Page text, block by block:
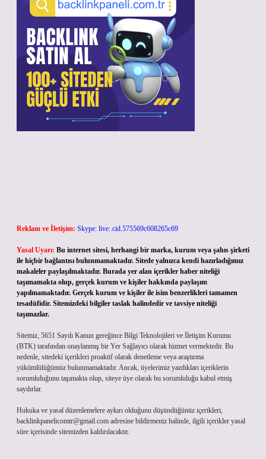
Reklam ve İletişim: Skype: live:.cid.575569c608265c69
Yasal Uyarı: Bu internet sitesi, herhangi bir marka, kurum veya şahıs şirketi
ile hiçbir bağlantısı bulunmamaktadır. Sitede yalnızca kendi hazırladığımız
makaleler paylaşılmaktadır. Burada yer alan içerikler haber niteliği
taşımamakta olup, gerçek kurum ve kişiler hakkında paylaşım
yapılmamaktadır. Gerçek kurum ve kişiler ile isim benzerlikleri tamamen
tesadüfidir. Sitemizdeki bilgiler taslak halindedir ve tavsiye niteliği
taşımazlar.
Sitemiz, 5651 Sayılı Kanun gereğince Bilgi Teknolojileri ve İletişim Kurumu
(BTK) tarafından onaylanmış bir Yer Sağlayıcı olarak hizmet vermektedir. Bu
nedenle, sitedeki içerikleri proaktif olarak denetleme veya araştırma
yükümlülüğümüz bulunmamaktadır. Ancak, üyelerimiz yazdıkları içeriklerin
sorumluluğunu taşımakta olup, siteye üye olarak bu sorumluluğu kabul etmiş
sayılırlar.
Hukuka ve yasal düzenlemelere aykırı olduğunu düşündüğünüz içerikleri,
backlinkpanelicomtr@gmail.com adresine bildirmeniz halinde, ilgili içerikler yasal
süre içerisinde sitemizden kaldırılacaktır.